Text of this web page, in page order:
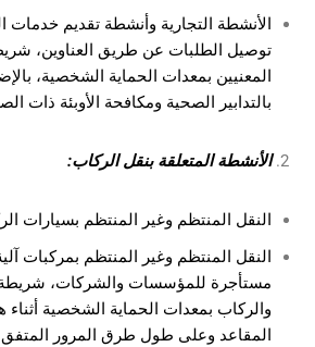
الأنشطة التجارية وأنشطة تقديم خدمات
توصيل الطلبات عن طريق العناوين،
المعنيين بمعدات الحماية الشخصية،
بالتدابير الصحية ومكافحة الأوبئة ذات
الأنشطة المتعلقة بنقل الركاب:
النقل المنتظم وغير المنتظم بسيارات
النقل المنتظم وغير المنتظم بمركبات
مستأجرة للمؤسسات والشركات، شريطة
والركاب بمعدات الحماية الشخصية
المقاعد وعلى طول طرق المرور